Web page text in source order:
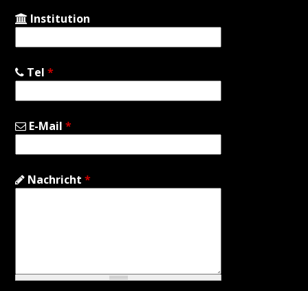
Institution
Tel*
E-Mail*
Nachricht*